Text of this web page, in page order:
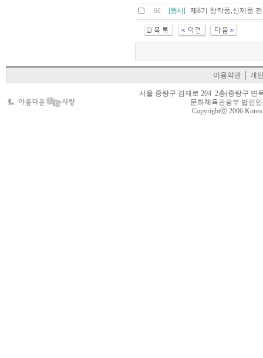
66 [행사] 제8기 창작품,신제품
이용약관 │개
서울 중랑구 겸재로 204 2층(중랑구 면
문화체육관광부 법인
Copyrightⓒ 2006 Korea